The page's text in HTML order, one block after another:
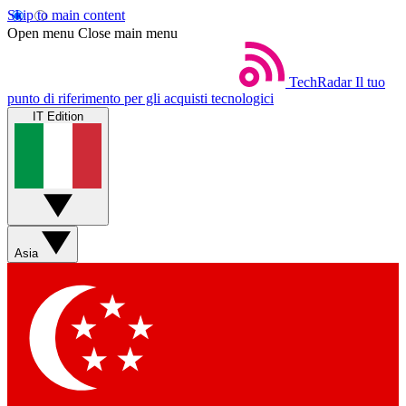
Skip to main content
Open menu Close main menu
TechRadar Il tuo
punto di riferimento per gli acquisti tecnologici
IT Edition
Asia